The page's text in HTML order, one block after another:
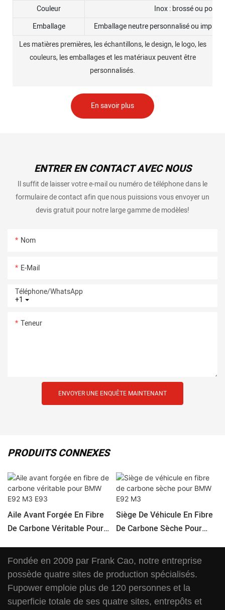
Couleur
Inox : brossé ou poli
Emballage
Emballage neutre personnalisé ou
Les matières premières, les échantillons, le design, le logo, les
couleurs, les emballages et les matériaux peuvent être
personnalisés.
En savoir plus
ENTRER EN CONTACT AVEC NOUS
Il suffit de laisser votre e-mail ou numéro de téléphone dans le
formulaire de contact afin que nous puissions vous envoyer un
devis gratuit pour notre large gamme de modèles!
Nom
E-Mail
+1
Téléphone/WhatsApp
Teneur
ENVOYER UNE ENQUÊTE MAINTENANT
PRODUITS CONNEXES
Aile Avant Forgée En Fibre
De Carbone Véritable Pour
Siège De Véhicule En Fibre
De Carbone Sèche Pour
Fondée en 2009 par Frank Cao, notre entreprise
possède quatre sites de production spécialisés.
Fupower emploie plus de 120 personnes et la
superficie totale de ses quatre sites, entrepôts et